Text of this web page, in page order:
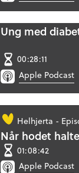
Ung med
00:28:11
Apple Podcast
Helhjerta -
Når hodet
01:08:42
Apple Podcast